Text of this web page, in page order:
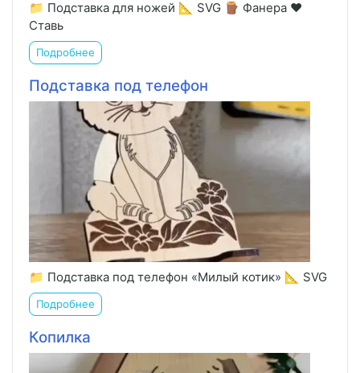
📁 Подставка для ножей 📐 SVG 🪵 Фанера ❤️
Ставь
Подробнее
Подставка под телефон
📁 Подставка под телефон «Милый котик» 📐 SVG
Подробнее
Копилка